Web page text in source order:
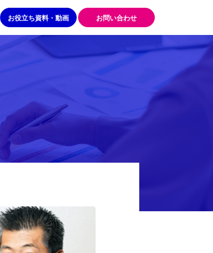
お役立ち資料・動画 お問い合わせ